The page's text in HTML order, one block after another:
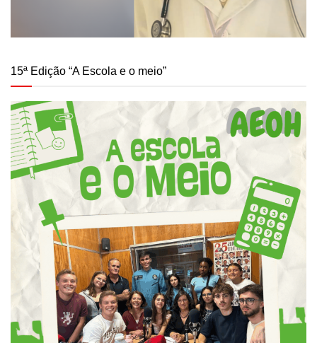
15ª Edição “A Escola e o meio”